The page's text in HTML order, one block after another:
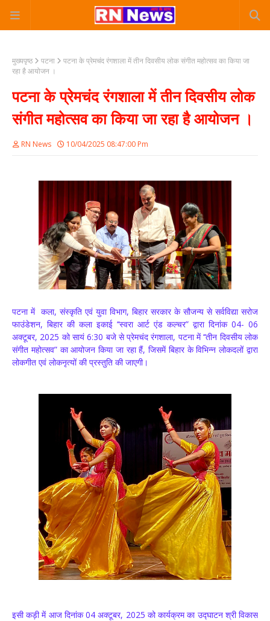
मुख्यपृष्ठ पटना
पटना के प्रेमचंद रंगशाला में तीन दिवसीय लोक संगीत महोत्सव का किया जा
रहा है आयोजन ।
पटना के प्रेमचंद रंगशाला में तीन दिवसीय लोक
संगीत महोत्सव का किया जा रहा है आयोजन ।
RN News 10/04/2025 08:47:00 Pm
पटना में कला, संस्कृति एवं युवा विभाग, बिहार सरकार के सौजन्य से सर्वविद्या सरोज
फाउंडेशन, बिहार की कला इकाई ‘‘स्वरा आर्ट एंड कल्चर” द्वारा दिनांक 04- 06
अक्टूबर, 2025 को सायं 6:30 बजे से प्रेमचंद रंगशाला, पटना में ‘‘तीन दिवसीय लोक
संगीत महोत्सव” का आयोजन किया जा रहा हैं, जिसमें बिहार के विभिन्न लोकदलों द्वारा
लोकगीत एवं लोकनृत्यों की प्रस्तुति की जाएगी।
इसी कड़ी में आज दिनांक 04 अक्टूबर, 2025 को कार्यक्रम का उद्घाटन श्री विकास